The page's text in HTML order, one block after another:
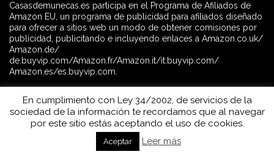
Casasdemunecas.es participa en el Programa de Afiliados de
Amazon EU, un programa de publicidad para afiliados diseñado
para ofrecer a sitios web un modo de obtener comisiones por
publicidad, publicitando e incluyendo enlaces a Amazon.co.uk/
Amazon.de/
de.buyvip.com/Amazon.fr/Amazon.it/it.buyvip.com/
Amazon.es/es.buyvip.com.
2019 @ Casas de Muñecas. Todos los derechos reservados -
Aviso Legal
En cumplimiento con Ley 34/2002, de servicios de la
sociedad de la información te recordamos que al navegar
por este sitio estás aceptando el uso de cookies.
Aceptar Leer más